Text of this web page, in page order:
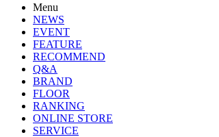
Menu
NEWS
EVENT
FEATURE
RECOMMEND
Q&A
BRAND
FLOOR
RANKING
ONLINE STORE
SERVICE